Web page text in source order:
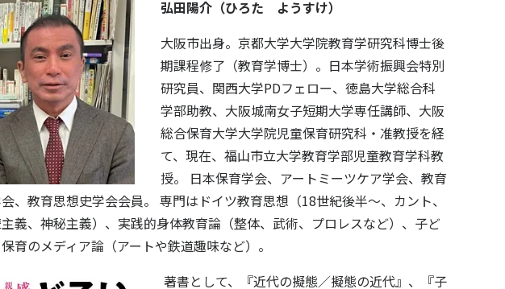
弘田陽介（ひろた ようすけ）
大阪市出身。京都大学大学院教育学研究科博士後
期課程修了（教育学博士）。日本学術振興会特別
研究員、関西大学PDフェロー、徳島大学総合科
学部助教、大阪城南女子短期大学専任講師、大阪
総合保育大学大学院児童保育研究科・准教授を経
て、現在、福山市立大学教育学部児童教育学科教
授。 日本保育学会、アートミーツケア学会、教育
、教育思想史学会会員。 専門はドイツ教育思想（18世紀後半～、カント、
義、神秘主義）、実践的身体教育論（整体、武術、プロレスなど）、子ど
育のメディア論（アートや鉄道趣味など）。
著書として、『近代の擬態／擬態の近代』、『子